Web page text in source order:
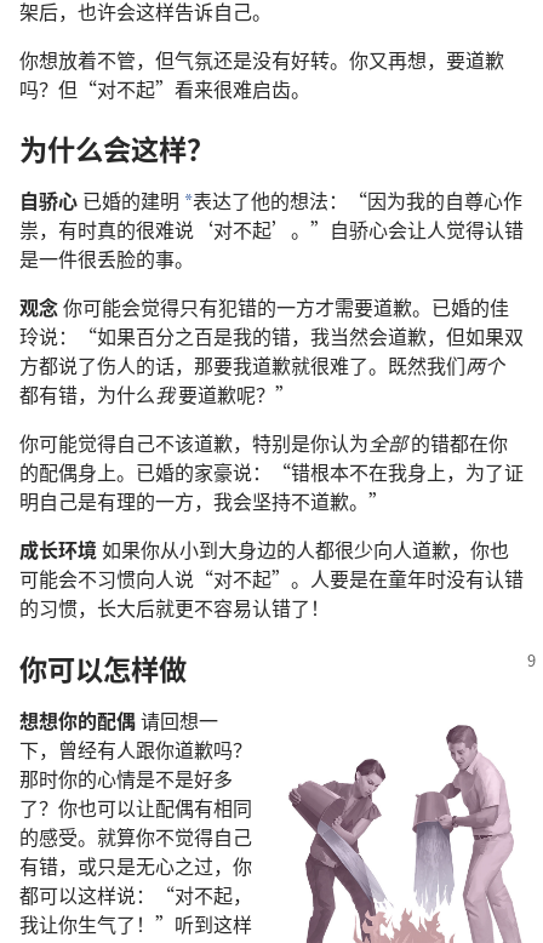
架后，也许会这样告诉自己。
你想放着不管，但气氛还是没有好转。你又再想，要道歉
吗？但“对不起”看来很难启齿。
为什么会这样？
自骄心 已婚的建明 *表达了他的想法：“因为我的自尊心作
祟，有时真的很难说‘对不起’。”自骄心会让人觉得认错
是一件很丢脸的事。
观念你可能会觉得只有犯错的一方才需要道歉。已婚的佳
玲说：“如果百分之百是我的错，我当然会道歉，但如果双
方都说了伤人的话，那要我道歉就很难了。既然我们两个
都有错，为什么我要道歉呢？”
你可能觉得自己不该道歉，特别是你认为全部的错都在你
的配偶身上。已婚的家豪说：“错根本不在我身上，为了证
明自己是有理的一方，我会坚持不道歉。”
成长环境如果你从小到大身边的人都很少向人道歉，你也
可能会不习惯向人说“对不起”。人要是在童年时没有认错
的习惯，长大后就更不容易认错了！
你可以怎样做
想想你的配偶请回想一
下，曾经有人跟你道歉吗？
那时你的心情是不是好多
了？你也可以让配偶有相同
的感受。就算你不觉得自己
有错，或只是无心之过，你
都可以这样说：“对不起，
我让你生气了！”听到这样